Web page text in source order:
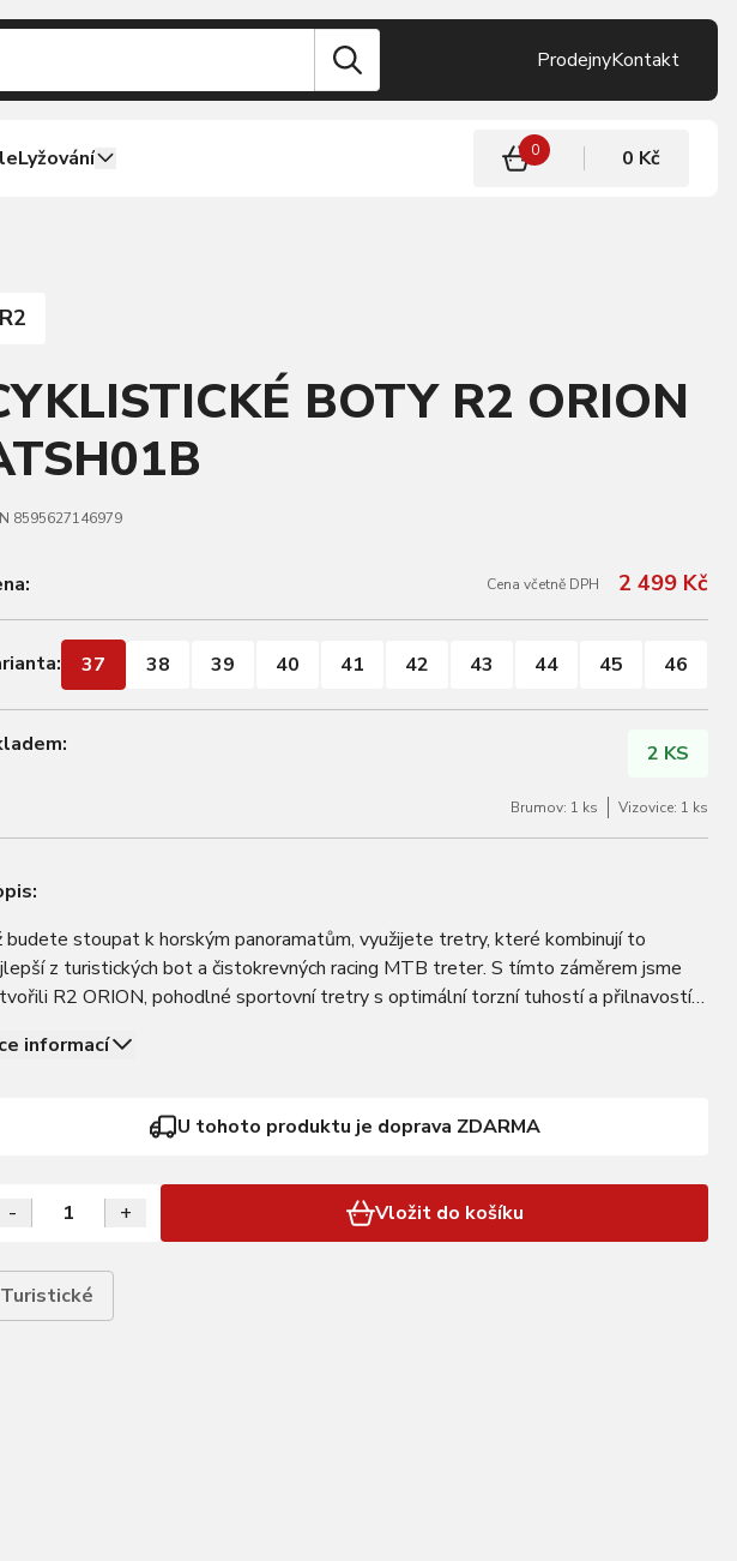
ProdejnyKontakt
Lyžování 0 0 Kč
R2
BOTY R2 ORION
8595627146979
Cena včetně DPH 2 499 Kč
37 38 39 40 41 42 43 44 45 46
2 KS
Brumov: 1 ks Vizovice: 1 ks
budete stoupat k horským panoramatům, využijete tretry, které kombinují to
z turistických bot a čistokrevných racing MTB treter. S tímto záměrem jsme
R2 ORION, pohodlné sportovní tretry s optimální torzní tuhostí a přilnavostí
informací
U tohoto produktu je doprava ZDARMA
- + Vložit do košíku
Turistické